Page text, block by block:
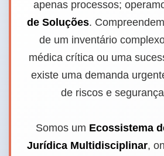
apenas processos;
de Soluções.
de um inventário
médica crítica ou uma
existe uma demanda
de riscos e
Somos um Ecossistema
Jurídica Multidisciplinar,